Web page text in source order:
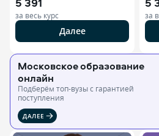
за весь курс
Далее
за
Московское образование
онлайн
Подберём топ-вузы c гарантией
поступления
ДАЛЕЕ